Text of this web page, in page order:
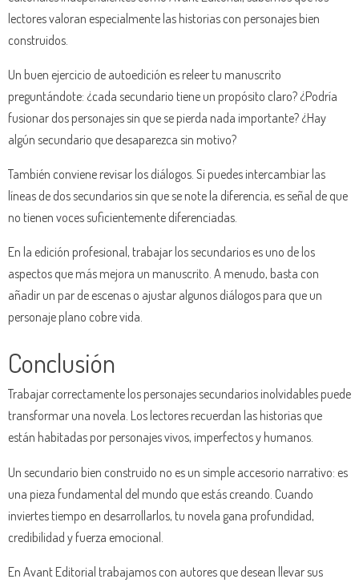
lectores valoran especialmente las historias con personajes bien
construidos.
Un buen ejercicio de autoedición es releer tu manuscrito
preguntándote: ¿cada secundario tiene un propósito claro? ¿Podría
fusionar dos personajes sin que se pierda nada importante? ¿Hay
algún secundario que desaparezca sin motivo?
También conviene revisar los diálogos. Si puedes intercambiar las
líneas de dos secundarios sin que se note la diferencia, es señal de que
no tienen voces suficientemente diferenciadas.
En la edición profesional, trabajar los secundarios es uno de los
aspectos que más mejora un manuscrito. A menudo, basta con
añadir un par de escenas o ajustar algunos diálogos para que un
personaje plano cobre vida.
Conclusión
Trabajar correctamente los personajes secundarios inolvidables puede
transformar una novela. Los lectores recuerdan las historias que
están habitadas por personajes vivos, imperfectos y humanos.
Un secundario bien construido no es un simple accesorio narrativo: es
una pieza fundamental del mundo que estás creando. Cuando
inviertes tiempo en desarrollarlos, tu novela gana profundidad,
credibilidad y fuerza emocional.
En Avant Editorial trabajamos con autores que desean llevar sus